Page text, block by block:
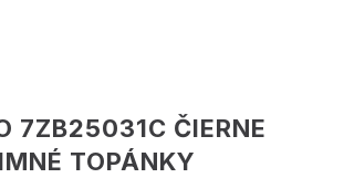
7ZB25031C ČIERNE
TOPÁNKY